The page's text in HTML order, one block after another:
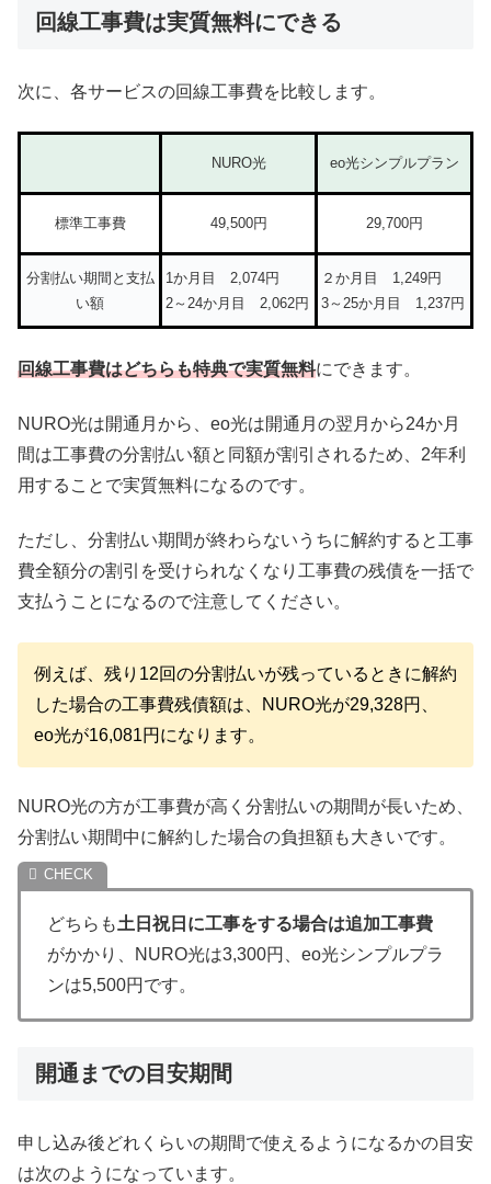
回線工事費は実質無料にできる
次に、各サービスの回線工事費を比較します。
NURO光 eo光シンプルプラン
標準工事費 49,500円 29,700円
分割払い期間と支払
い額
1か月目 2,074円
2～24か月目 2,062円
２か月目 1,249円
3～25か月目 1,237円
回線工事費はどちらも特典で実質無料にできます。
NURO光は開通月から、eo光は開通月の翌月から24か月
間は工事費の分割払い額と同額が割引されるため、2年利
用することで実質無料になるのです。
ただし、分割払い期間が終わらないうちに解約すると工事
費全額分の割引を受けられなくなり工事費の残債を一括で
支払うことになるので注意してください。
例えば、残り12回の分割払いが残っているときに解約
した場合の工事費残債額は、NURO光が29,328円、
eo光が16,081円になります。
NURO光の方が工事費が高く分割払いの期間が長いため、
分割払い期間中に解約した場合の負担額も大きいです。
どちらも土日祝日に工事をする場合は追加工事費
がかかり、NURO光は3,300円、eo光シンプルプラ
ンは5,500円です。
開通までの目安期間
申し込み後どれくらいの期間で使えるようになるかの目安
は次のようになっています。